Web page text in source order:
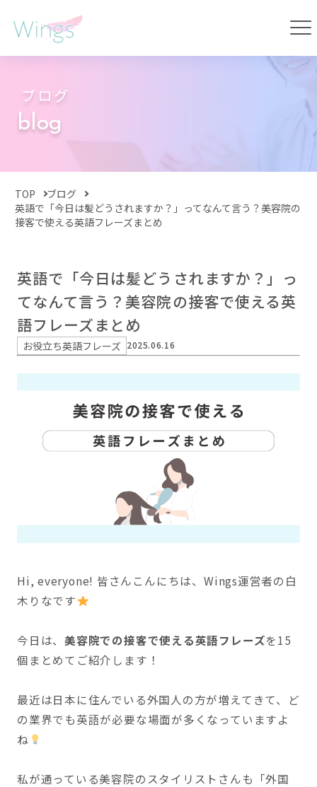
ブログ
blog
TOP
ブログ
英語で「今日は髪どうされますか？」ってなんて言う？美容院の
接客で使える英語フレーズまとめ
英語で「今日は髪どうされますか？」っ
てなんて言う？美容院の接客で使える英
語フレーズまとめ
お役立ち英語フレーズ 2025.06.16
Hi, everyone! 皆さんこんにちは、Wings運営者の白
木りなです
今日は、美容院での接客で使える英語フレーズを15
個まとめてご紹介します！
最近は日本に住んでいる外国人の方が増えてきて、ど
の業界でも英語が必要な場面が多くなっていますよ
ね
私が通っている美容院のスタイリストさんも「外国